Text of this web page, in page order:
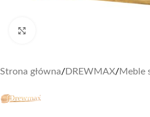
Strona główna/DREWMAX/Meble